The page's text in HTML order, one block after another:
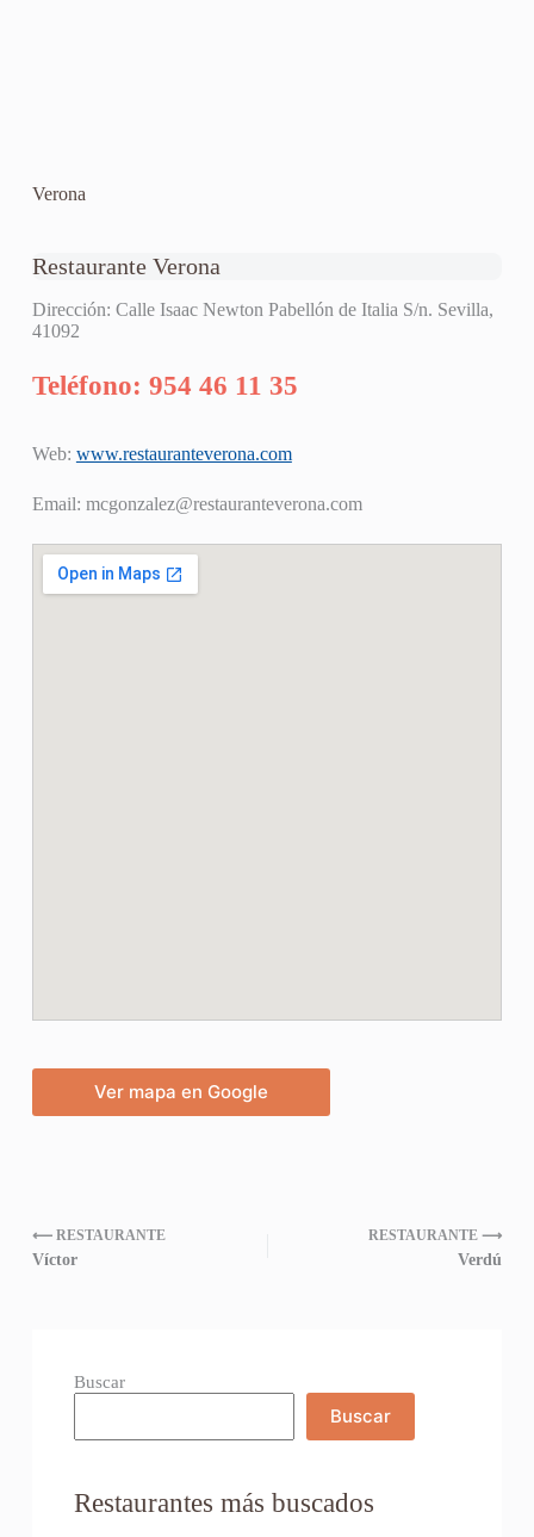
Verona
Restaurante Verona
Dirección: Calle Isaac Newton Pabellón de Italia S/n. Sevilla,
41092
Teléfono: 954 46 11 35
Web: www.restauranteverona.com
Email: mcgonzalez@restauranteverona.com
Ver mapa en Google
⟵ RESTAURANTE
Víctor
RESTAURANTE ⟶
Verdú
Buscar
Buscar
Restaurantes más buscados